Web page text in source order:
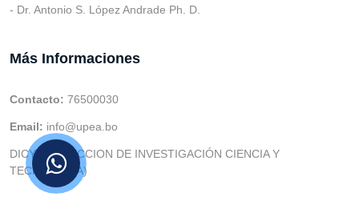
- Dr. Antonio S. López Andrade Ph. D.
Más Informaciones
Contacto: 76500030
Email: info@upea.bo
DICYT (DIRECCION DE INVESTIGACIÓN CIENCIA Y
TECNOLOGIA)